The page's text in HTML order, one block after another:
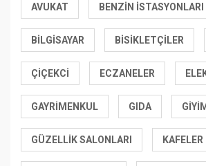
AVUKAT BENZIN İSTASYONLARI
BILGISAYAR BISIKLETÇILER
ÇIÇEKCI ECZANELER
GAYRIMENKUL GIDA GIYIM
GÜZELLIK SALONLARI KAFELER